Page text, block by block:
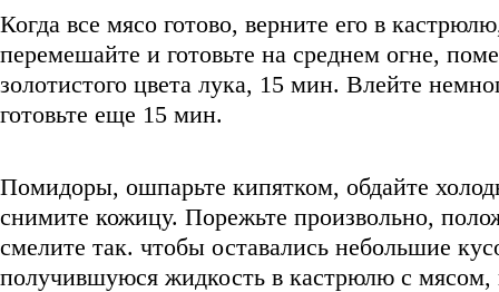
Когда все мясо готово, верните его в
перемешайте и готовьте на среднем огне,
золотистого цвета лука, 15 мин. Влейте
готовьте еще 15 мин.
Помидоры, ошпарьте кипятком, обдайте
снимите кожицу. Порежьте произвольно,
смелите так. чтобы оставались небольшие
получившуюся жидкость в кастрюлю с мясом,